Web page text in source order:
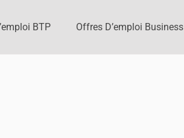
BTP Offres D’emploi Business